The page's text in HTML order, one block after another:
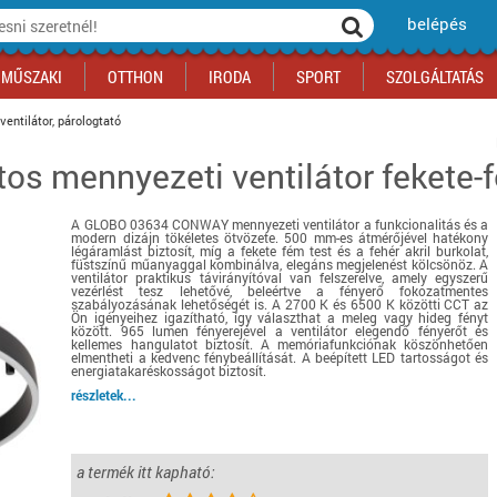
belépés
Sport akciók
Regisztrálj az oldalunkra INGYEN itt ››
Regisztrálj az oldalunkra INGYEN itt ››
MŰSZAKI
Regisztrálj az oldalunkra INGYEN itt ››
OTTHON
Építkezés
Iskolakezdés, papír, írószer
Háziállatok
Bébi
Gyógyászati segédeszköz
Biztonságtechnika
Fűtés
Autó
Ingatlan
Regisztrálj az oldalunkra INGYEN itt ››
IRODA
Regisztrálj az oldalunkra INGYEN itt ››
SPORT
gördeszka, roller
Fitneszközpont
Motor
Regisztrálj az oldalunkra INGYEN itt ››
SZOLGÁLTATÁS
parkolás
Regisztrálj az oldalunkra INGYEN itt ››
sütemények
Regisztrálj az oldalunkra INGYEN itt ››
párologtató
mennyezeti ventilátor
A GLOBO 03634 CONWAY mennyezeti ventilátor a funkcionalitás és a
modern dizájn tökéletes ötvözete. 500 mm-es átmérőjével hatékony
légáramlást biztosít, míg a fekete fém test és a fehér akril burkolat,
füstszínű műanyaggal kombinálva, elegáns megjelenést kölcsönöz. A
ventilátor praktikus távirányítóval van felszerelve, amely egyszerű
vezérlést tesz lehetővé, beleértve a fényerő fokozatmentes
szabályozásának lehetőségét is. A 2700 K és 6500 K közötti CCT az
Ön igényeihez igazítható, így választhat a meleg vagy hideg fényt
között. 965 lumen fényerejével a ventilátor elegendő fényerőt és
kellemes hangulatot biztosít. A memóriafunkciónak köszönhetően
elmentheti a kedvenc fénybeállítását. A beépített LED tartosságot és
energiatakaréskosságot biztosít.
részletek...
a termék itt kapható: